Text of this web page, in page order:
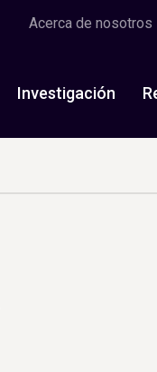
Acerca de nosotros
Investigación